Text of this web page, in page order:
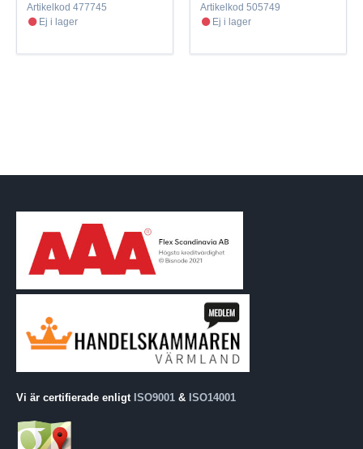
Artikelkod 477745
Ej i lager
Artikelkod 505749
Ej i lager
Vi är certifierade enligt ISO9001 & ISO14001